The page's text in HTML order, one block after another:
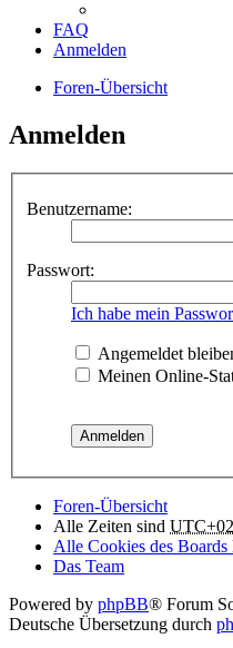
FAQ
Anmelden
Foren-Übersicht
Anmelden
Benutzername:
Passwort:
Ich habe mein
Angemeldet
Meinen Online-
Foren-Übersicht
Alle Zeiten sind
Alle Cookies des Boards
Das Team
Powered by phpBB® Forum
Deutsche Übersetzung durch